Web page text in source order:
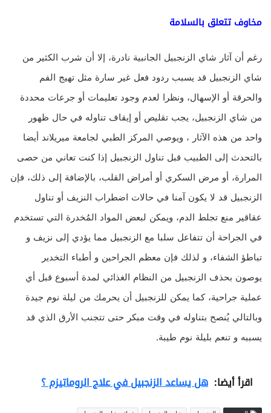
مخاوف تتعلق بالسلامة
رغم أن آثار شاي الزنجبيل الجانبية نادرة، إلا أن شرب الكثير من
شاي الزنجبيل قد يسبب ردود فعل غير سارة مثل تهيج الفم
والحرقة أو الإسهال، ونظرا لعدم وجود تعليمات أو جرعات محددة
من شاي الزنجبيل، يجب تقليص أو إيقاف تناوله في حال ظهور
واحد من هذه الآثار ، ويوصي المركز الطبي لجامعة ميريلاند أيضا
بالتحدث إلى الطبيب قبل تناول الزنجبيل إذا كنت تعاني من حصى
المرارة، أو مرض السكري أو أمراض القلب، بالإضافة إلى ذلك، فإن
الزنجبيل قد لا يكون آمنا في حالات اضطراب النزيف أو تناول
عقاقير منع تجلط الدم، ويمكن لبعض المواد المُخدرة التي تستخدم
في الجراحة أن تتفاعل سلبا مع الزنجبيل مما يؤدي إلى نزيف و
تباطؤ الشفاء، و لذلك فإن معظم الجراحين و أطباء التخدير
يوصون بحذف الزنجبيل من النظام الغذائي لمدة أسبوع قبل أي
عملية جراحية، كما يمكن للزنجبيل أن يحرمك من ليلة نوم جيدة
وبالتالي يُنصح بتناوله في وقت مبكر حتى تتجنب الأرق الذي قد
يسببه و تنعم بليلة نوم طيبة.
اقرأ أيضا: هل يساعد الزنجبيل في علاج الروماتيزم ؟